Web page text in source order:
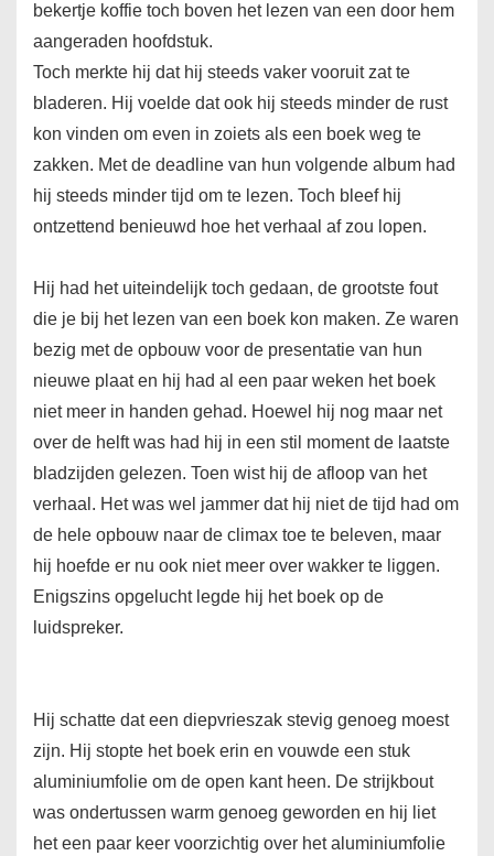
bekertje koffie toch boven het lezen van een door hem
aangeraden hoofdstuk.
Toch merkte hij dat hij steeds vaker vooruit zat te
bladeren. Hij voelde dat ook hij steeds minder de rust
kon vinden om even in zoiets als een boek weg te
zakken. Met de deadline van hun volgende album had
hij steeds minder tijd om te lezen. Toch bleef hij
ontzettend benieuwd hoe het verhaal af zou lopen.
Hij had het uiteindelijk toch gedaan, de grootste fout
die je bij het lezen van een boek kon maken. Ze waren
bezig met de opbouw voor de presentatie van hun
nieuwe plaat en hij had al een paar weken het boek
niet meer in handen gehad. Hoewel hij nog maar net
over de helft was had hij in een stil moment de laatste
bladzijden gelezen. Toen wist hij de afloop van het
verhaal. Het was wel jammer dat hij niet de tijd had om
de hele opbouw naar de climax toe te beleven, maar
hij hoefde er nu ook niet meer over wakker te liggen.
Enigszins opgelucht legde hij het boek op de
luidspreker.
Hij schatte dat een diepvrieszak stevig genoeg moest
zijn. Hij stopte het boek erin en vouwde een stuk
aluminiumfolie om de open kant heen. De strijkbout
was ondertussen warm genoeg geworden en hij liet
het een paar keer voorzichtig over het aluminiumfolie